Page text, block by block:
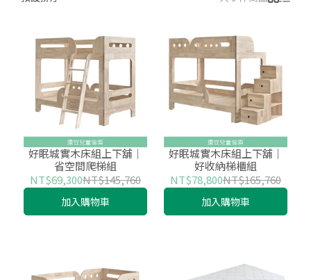
好眠城實木床組上下舖│
省空間爬梯組
NT$69,300NT$145,760
加入購物車
好眠城實木床組上下舖│
好收納梯櫃組
NT$78,800NT$165,760
加入購物車